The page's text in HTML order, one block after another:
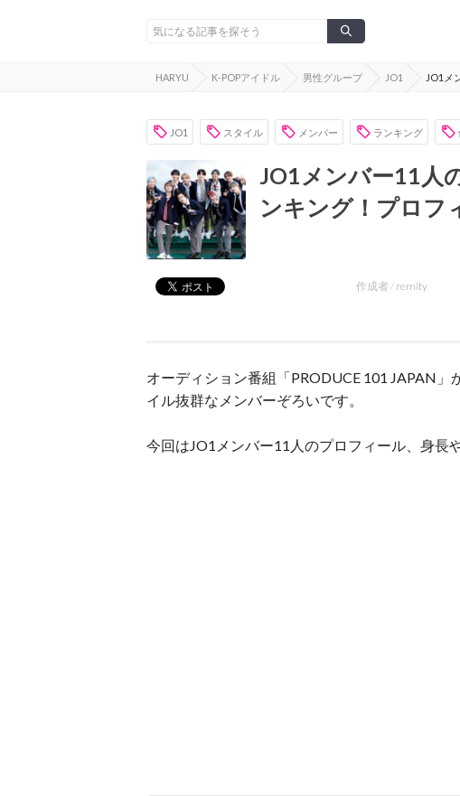
HARYU K-POPアイドル 男性グループ JO1 JO1メ
JO1 スタイル メンバー ランキング
JO1メンバー11人
ンキング！プロフ
作成者 / remity
オーディション番組「PRODUCE 101 JAPAN
イル抜群なメンバーぞろいです。
今回はJO1メンバー11人のプロフィール、身長